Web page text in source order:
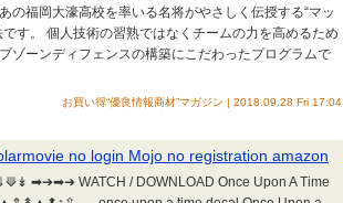
の福岡大濠高校を率いる名将がやさしく伝授する“マッ
す。 個人技術の習熟ではなくチームの力を高めるため
ゾーンディフェンスの構築にこだわったプログラムで
お買い得“優良情報商材”マガジン | 2018.09.28 Fri 17:04
no login Mojo no registration amazon
WATCH / DOWNLOAD Once Upon A Time